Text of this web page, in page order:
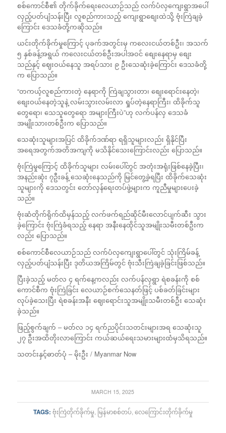
စစ်ကောင်စီ၏ တိုက်ခိုက်ရေးလေယာဉ်သည် လက်ပံလှကျေးရွာအပေါ်
လှည့်ပတ်ပျံသန်းပြီး လူစည်ကားသည့် ကျေးရွာစျေးထဲသို့ ဗုံးကြဲချခဲ့
ကြောင်း ဒေသခံတို့ကဆိုသည်။
ယင်းတိုက်ခိုက်မှုကြောင့် ပုခက်အတွင်းမှ ကလေးငယ်တစ်ဦး၊ အသက်
၅ နှစ်ခန့်အရွယ် ကလေးငယ်တစ်ဦးအပါအဝင် စျေးနေရာမှ စျေး
သည်နှင့် ဈေးဝယ်နေသူ အရပ်သား ၉ ဦးသေဆုံးခဲ့ကြောင်း ဒေသခံတို့
က ပြောသည်။
“တကယ့်လူစည်ကားတဲ့ နေရာကို ကြဲချသွားတာ၊ စျေးရောင်းနေတဲ့၊
စျေးဝယ်နေတဲ့သူနဲ့ လမ်းသွားလမ်းလာ ရှုပ်တဲ့နေရာကြီး၊ ထိခိုက်သူ
တွေရော၊ သေသူတွေရော အများကြီးပဲ”ဟု လက်ပန်လှ ဒေသခံ
အမျိုးသားတစ်ဦးက ပြောသည်။
သေဆုံးသူများအပြင် ထိခိုက်ဒဏ်ရာ ရရှိသူများလည်း ရှိနိုင်ပြီး
အရေအတွက်အတိအကျကို မသိနိုင်သေးကြောင်းလည်း ပြောသည်။
ဗုံးကြဲမှုကြောင့် ထိခိုက်သူများ လမ်းပေါ်တွင် အတုံးအရုံးဖြစ်နေခဲ့ပြီး၊
အနည်းဆုံး ၇ဦးခန့် သေဆုံးနေသည်ကို မြင်တွေ့ခဲ့ရပြီး ထိခိုက်သေဆုံး
သူများကို ဒေသတွင်း တော်လှန်ရေးတပ်ဖွဲ့များက ကူညီမှုများပေးခဲ့
သည်။
ဗုံးဆံတိုက်ရိုက်ထိမှန်သည့် လက်ဖက်ရည်ဆိုင်မီးလောင်ပျက်ဆီး သွား
ခဲ့ကြောင်း ဗုံးကြဲခံရသည့် နေရာ အနီးနေထိုင်သူအမျိုးသမီးတစ်ဦးက
လည်း ပြောသည်။
စစ်ကောင်စီလေယာဉ်သည် လက်ပံလှကျေးရွာပေါ်တွင် သုံးကြိမ်ခန့်
လှည့်ပတ်ပျံသန်းပြီး ဒုတိယအကြိမ်တွင် ဗုံးသီးကြဲချခဲ့ခြင်းဖြစ်သည်။
ပြီးခဲ့သည့် မတ်လ ၄ ရက်နေ့ကလည်း လက်ပန်လှရွာ ရဲစခန်းကို စစ်
ကောင်စီက ဗုံးကြဲခြင်း လေယာဉ်စက်သေနတ်ဖြင့် ပစ်ခတ်ခြင်းများ
လုပ်ခဲ့သေးပြီး ရဲစခန်းအနီး ဈေးရောင်းသူအမျိုးသမီးတစ်ဦး သေဆုံး
ခဲ့သည်။
ဖြည့်စွက်ချက် – မတ်လ ၁၄ ရက်ညပိုင်းသတင်းများအရ သေဆုံးသူ
၂၇ ဦးအထိတိုးလာကြောင်း ကယ်ဆယ်ရေးသမားများထံမှသိရသည်။
သတင်းနှင့်ဓာတ်ပုံ – မိုးဦး / Myanmar Now
MARCH 15, 2025
TAGS: ဗုံးကြဲတိုက်ခိုက်မှု, မြန်မာစစ်တပ်, လေကြောင်းတိုက်ခိုက်မှု